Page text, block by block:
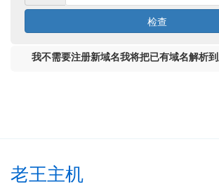
检查
我不需要注册新域名我将把已有域名解析
老王主机